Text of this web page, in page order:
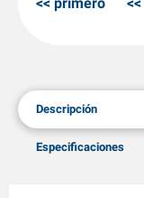
Descripción
Especificaciones